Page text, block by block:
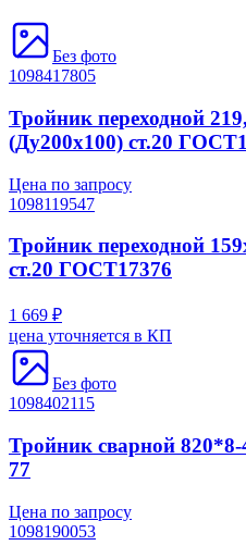
Без фото
1098417805
Тройник переходной
(Ду200х100) ст.20
Цена по запросу
1098119547
Тройник переходной
ст.20 ГОСТ17376
1 669 ₽
цена уточняется в КП
Без фото
1098402115
Тройник сварной
77
Цена по запросу
1098190053